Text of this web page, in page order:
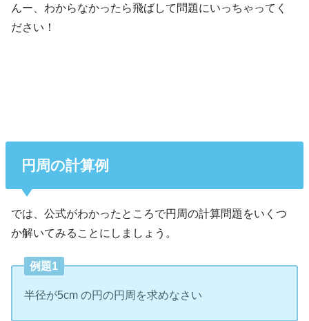
んー、わからなかったら飛ばして問題にいっちゃってく
ださい！
円周の計算例
では、公式がわかったところで円周の計算問題をいくつ
か解いてみることにしましょう。
例題1
半径が5cm の円の円周を求めなさい